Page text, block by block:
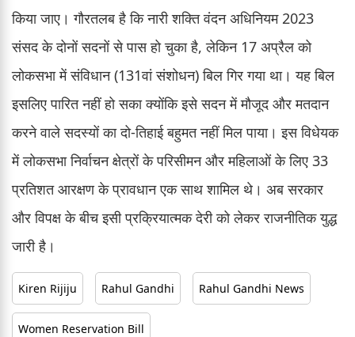
किया जाए। गौरतलब है कि नारी शक्ति वंदन अधिनियम 2023
संसद के दोनों सदनों से पास हो चुका है, लेकिन 17 अप्रैल को
लोकसभा में संविधान (131वां संशोधन) बिल गिर गया था। यह बिल
इसलिए पारित नहीं हो सका क्योंकि इसे सदन में मौजूद और मतदान
करने वाले सदस्यों का दो-तिहाई बहुमत नहीं मिल पाया। इस विधेयक
में लोकसभा निर्वाचन क्षेत्रों के परिसीमन और महिलाओं के लिए 33
प्रतिशत आरक्षण के प्रावधान एक साथ शामिल थे। अब सरकार
और विपक्ष के बीच इसी प्रक्रियात्मक देरी को लेकर राजनीतिक युद्ध
जारी है।
Kiren Rijiju Rahul Gandhi Rahul Gandhi News
Women Reservation Bill